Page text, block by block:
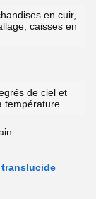
en cuir,
caisses en
de ciel et
température